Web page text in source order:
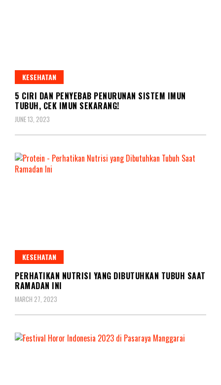
KESEHATAN
5 CIRI DAN PENYEBAB PENURUNAN SISTEM IMUN
TUBUH, CEK IMUN SEKARANG!
JUNE 13, 2023
KESEHATAN
PERHATIKAN NUTRISI YANG DIBUTUHKAN TUBUH SAAT
RAMADAN INI
MARCH 27, 2023